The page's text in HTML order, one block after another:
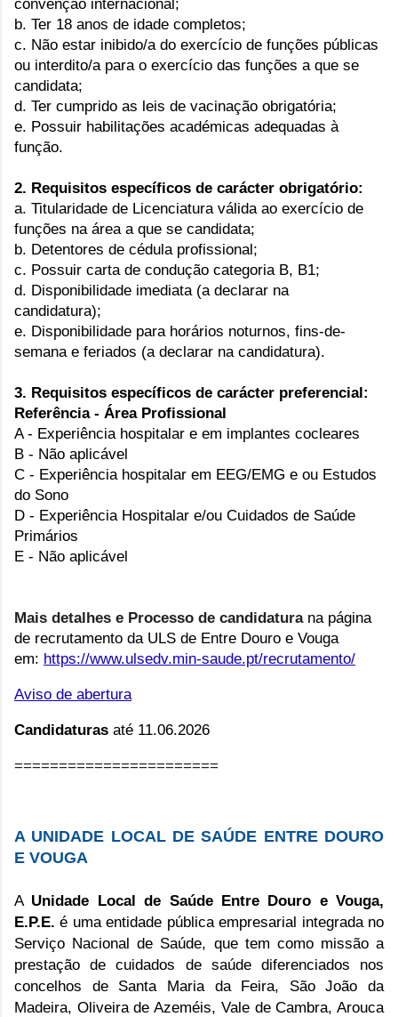
convenção internacional;
b. Ter 18 anos de idade completos;
c. Não estar inibido/a do exercício de funções públicas
ou interdito/a para o exercício das funções a que se
candidata;
d. Ter cumprido as leis de vacinação obrigatória;
e. Possuir habilitações académicas adequadas à
função.
2. Requisitos específicos de carácter obrigatório:
a. Titularidade de Licenciatura válida ao exercício de
funções na área a que se candidata;
b. Detentores de cédula profissional;
c. Possuir carta de condução categoria B, B1;
d. Disponibilidade imediata (a declarar na
candidatura);
e. Disponibilidade para horários noturnos, fins-de-
semana e feriados (a declarar na candidatura).
3. Requisitos específicos de carácter preferencial:
Referência - Área Profissional
A - Experiência hospitalar e em implantes cocleares
B - Não aplicável
C - Experiência hospitalar em EEG/EMG e ou Estudos
do Sono
D - Experiência Hospitalar e/ou Cuidados de Saúde
Primários
E - Não aplicável
Mais detalhes e Processo de candidaturana página
de recrutamento da ULS de Entre Douro e Vouga
em: https://www.ulsedv.min-saude.pt/recrutamento/
Aviso de abertura
Candidaturas até 11.06.2026
=======================
A UNIDADE LOCAL DE SAÚDE ENTRE DOURO
E VOUGA
A Unidade Local de Saúde Entre Douro e Vouga,
E.P.E. é uma entidade pública empresarial integrada no
Serviço Nacional de Saúde, que tem como missão a
prestação de cuidados de saúde diferenciados nos
concelhos de Santa Maria da Feira, São João da
Madeira, Oliveira de Azeméis, Vale de Cambra, Arouca